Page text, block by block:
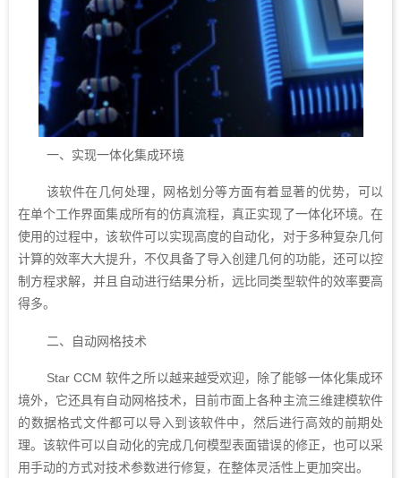
一、实现一体化集成环境
该软件在几何处理，网格划分等方面有着显著的优势，可以
在单个工作界面集成所有的仿真流程，真正实现了一体化环境。在
使用的过程中，该软件可以实现高度的自动化，对于多种复杂几何
计算的效率大大提升，不仅具备了导入创建几何的功能，还可以控
制方程求解，并且自动进行结果分析，远比同类型软件的效率要高
得多。
二、自动网格技术
Star CCM 软件之所以越来越受欢迎，除了能够一体化集成环
境外，它还具有自动网格技术，目前市面上各种主流三维建模软件
的数据格式文件都可以导入到该软件中，然后进行高效的前期处
理。该软件可以自动化的完成几何模型表面错误的修正，也可以采
用手动的方式对技术参数进行修复，在整体灵活性上更加突出。